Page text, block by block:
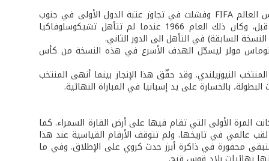
• 2 هو عدد المنتخبات التي وصلت الى المباراة النهائية في النسخة السابقة من كأس العالم FIFA وفشلت في تجاوز عتبة الدول الأولى في جنوب
أفريقيا 2010، وقد حصل هذا السيناريو مرة واحدة فحسب في تاريخ المونديال من قبل، وكان ذلك العام 1966 عندما لم تتأهل تشيكوسلوفاكيا
النجم الصاعد توماس مولر ليسجّل الهدف الأسرع في هذه النسخة من كأس
النيوزيلندي. وقد حقّق هذا الإنجاز بينما أنهى المنتخب
بالخسارة على يد إسبانيا في المباراة النهائية.
تاريخية بحدّ ذاتها، حيث كانت المرة الأولى التي تقام فيها على أرض القارة السمراء. كما
عالمي في تاريخها. ولم تتوقف الأرقام القياسية عند هذا
ستبقى محفورة في ذاكرة أبرز حدث كروي على الإطلاق. وفي ما